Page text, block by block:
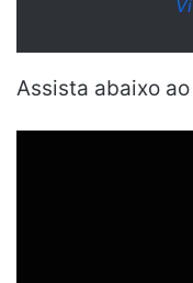
Assista abaixo